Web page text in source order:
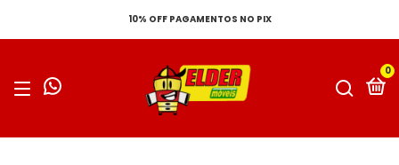
10% OFF PAGAMENTOS NO PIX
0